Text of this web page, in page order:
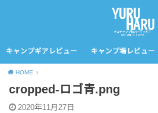
キャンプギアレビュー キャンプ場レビュー
HOME
cropped-ロゴ青.png
2020年11月27日